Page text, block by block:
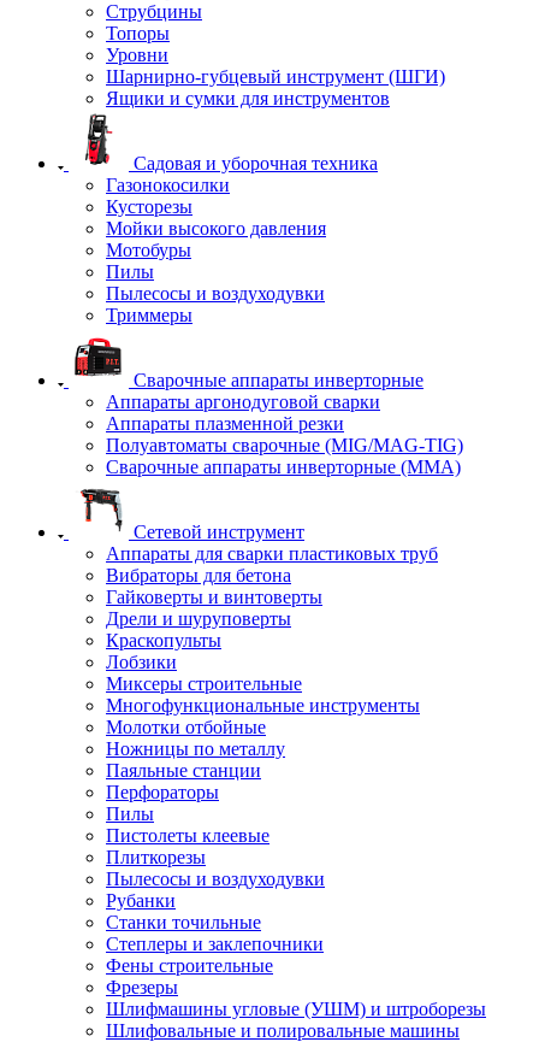
Струбцины
Топоры
Уровни
Шарнирно-губцевый инструмент (ШГИ)
Ящики и сумки для инструментов
Садовая и уборочная техника
Газонокосилки
Кусторезы
Мойки высокого давления
Мотобуры
Пилы
Пылесосы и воздуходувки
Триммеры
Сварочные аппараты инверторные
Аппараты аргонодуговой сварки
Аппараты плазменной резки
Полуавтоматы сварочные (MIG/MAG-TIG)
Сварочные аппараты инверторные (ММА)
Сетевой инструмент
Аппараты для сварки пластиковых труб
Вибраторы для бетона
Гайковерты и винтоверты
Дрели и шуруповерты
Краскопульты
Лобзики
Миксеры строительные
Многофункциональные инструменты
Молотки отбойные
Ножницы по металлу
Паяльные станции
Перфораторы
Пилы
Пистолеты клеевые
Плиткорезы
Пылесосы и воздуходувки
Рубанки
Станки точильные
Степлеры и заклепочники
Фены строительные
Фрезеры
Шлифмашины угловые (УШМ) и штроборезы
Шлифовальные и полировальные машины